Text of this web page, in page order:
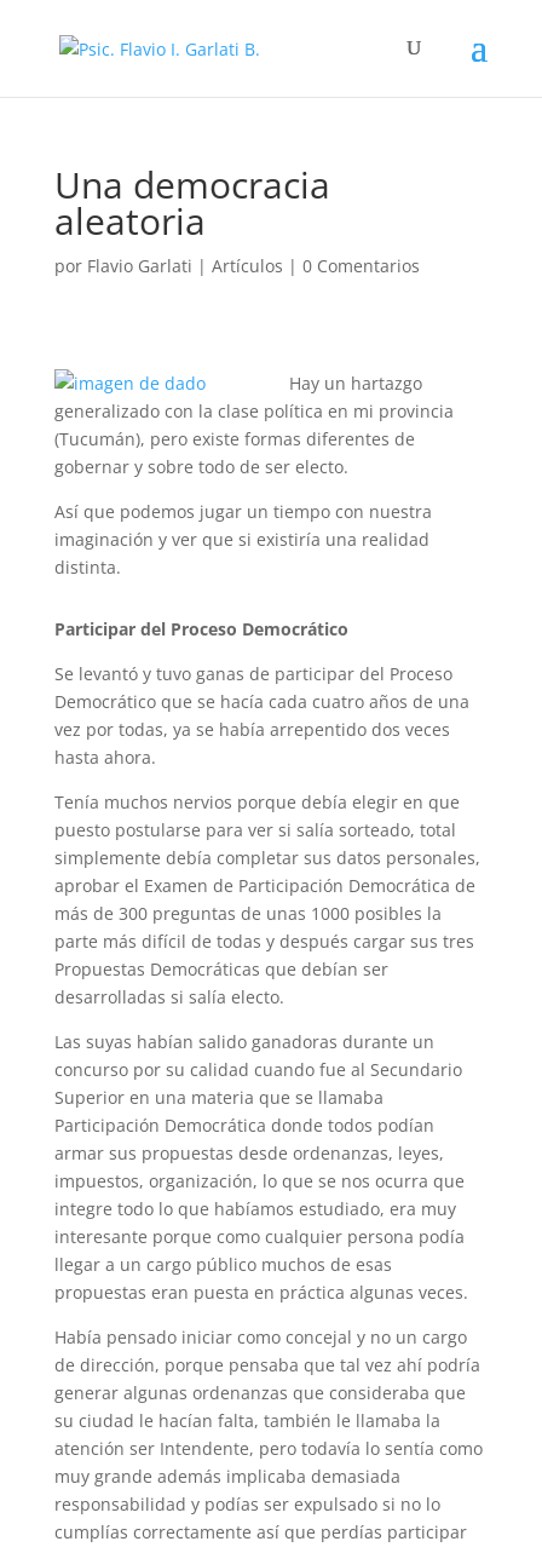
Una democracia
aleatoria
por Flavio Garlati | Artículos | 0 Comentarios
Hay un hartazgo
generalizado con la clase política en mi provincia
(Tucumán), pero existe formas diferentes de
gobernar y sobre todo de ser electo.
Así que podemos jugar un tiempo con nuestra
imaginación y ver que si existiría una realidad
distinta.
Participar del Proceso Democrático
Se levantó y tuvo ganas de participar del Proceso
Democrático que se hacía cada cuatro años de una
vez por todas, ya se había arrepentido dos veces
hasta ahora.
Tenía muchos nervios porque debía elegir en que
puesto postularse para ver si salía sorteado, total
simplemente debía completar sus datos personales,
aprobar el Examen de Participación Democrática de
más de 300 preguntas de unas 1000 posibles la
parte más difícil de todas y después cargar sus tres
Propuestas Democráticas que debían ser
desarrolladas si salía electo.
Las suyas habían salido ganadoras durante un
concurso por su calidad cuando fue al Secundario
Superior en una materia que se llamaba
Participación Democrática donde todos podían
armar sus propuestas desde ordenanzas, leyes,
impuestos, organización, lo que se nos ocurra que
integre todo lo que habíamos estudiado, era muy
interesante porque como cualquier persona podía
llegar a un cargo público muchos de esas
propuestas eran puesta en práctica algunas veces.
Había pensado iniciar como concejal y no un cargo
de dirección, porque pensaba que tal vez ahí podría
generar algunas ordenanzas que consideraba que
su ciudad le hacían falta, también le llamaba la
atención ser Intendente, pero todavía lo sentía como
muy grande además implicaba demasiada
responsabilidad y podías ser expulsado si no lo
cumplías correctamente así que perdías participar